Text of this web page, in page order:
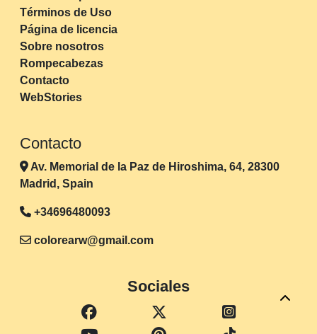
Términos de Uso
Página de licencia
Sobre nosotros
Rompecabezas
Contacto
WebStories
Contacto
Av. Memorial de la Paz de Hiroshima, 64, 28300
Madrid, Spain
+34696480093
colorearw@gmail.com
Sociales